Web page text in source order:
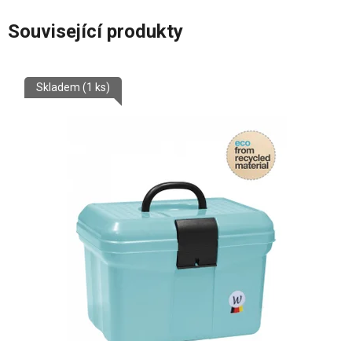
Související produkty
Skladem (1 ks)